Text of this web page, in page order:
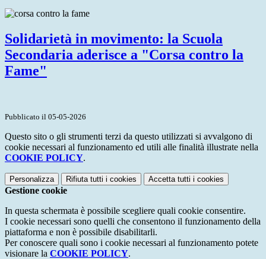
Solidarietà in movimento: la Scuola
Secondaria aderisce a "Corsa contro la
Fame"
Pubblicato il 05-05-2026
Questo sito o gli strumenti terzi da questo utilizzati si avvalgono di
cookie necessari al funzionamento ed utili alle finalità illustrate nella
COOKIE POLICY.
Personalizza Rifiuta tutti i cookies Accetta tutti i cookies
Gestione cookie
In questa schermata è possibile scegliere quali cookie consentire.
I cookie necessari sono quelli che consentono il funzionamento della
piattaforma e non è possibile disabilitarli.
Per conoscere quali sono i cookie necessari al funzionamento potete
visionare la COOKIE POLICY.